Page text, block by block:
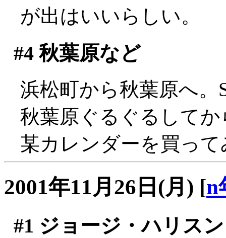
が出はいいらしい。
#4秋葉原など
浜松町から秋葉原へ。
秋葉原ぐるぐるしてか
某カレンダーを買っ
2001年11月26日(月) [n
#1 ジョージ・ハリスン